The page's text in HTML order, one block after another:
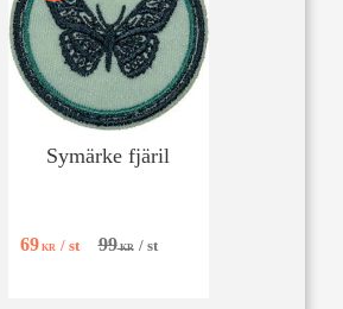
Symärke fjäril
69KR / st 99KR / st